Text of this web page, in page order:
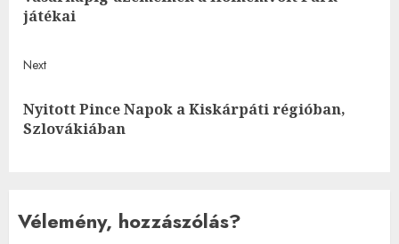
játékai
Next
Next
post:
Nyitott Pince Napok a Kiskárpáti régióban,
Szlovákiában
Vélemény, hozzászólás?